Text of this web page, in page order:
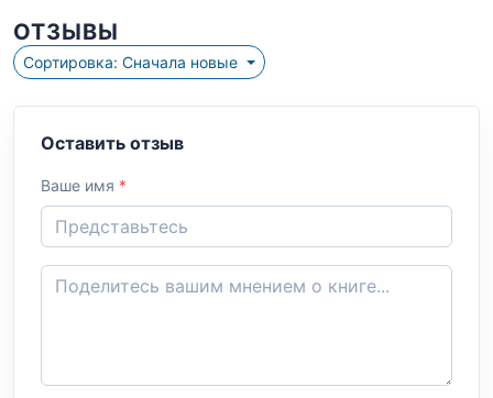
ОТЗЫВЫ
Сортировка: Сначала новые
Оставить отзыв
Ваше имя *